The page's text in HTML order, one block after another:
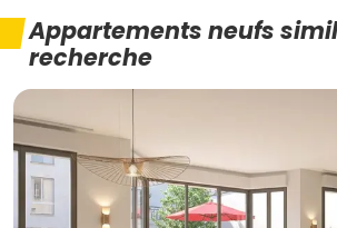
Appartements neufs
recherche